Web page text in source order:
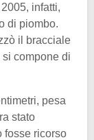
infatti,
di piombo.
il bracciale
compone di
pesa
stato
fosse ricorso